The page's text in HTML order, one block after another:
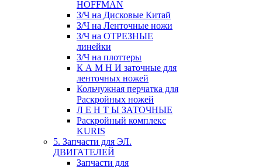
HOFFMAN
З/Ч на Дисковые Китай
З/Ч на Ленточные ножи
З/Ч на ОТРЕЗНЫЕ
линейки
З/Ч на плоттеры
К А М Н И заточные для
ленточных ножей
Кольчужная перчатка для
Раскройных ножей
Л Е Н Т Ы ЗАТОЧНЫЕ
Раскройный комплекс
KURIS
5. Запчасти для ЭЛ.
ДВИГАТЕЛЕЙ
Запчасти для